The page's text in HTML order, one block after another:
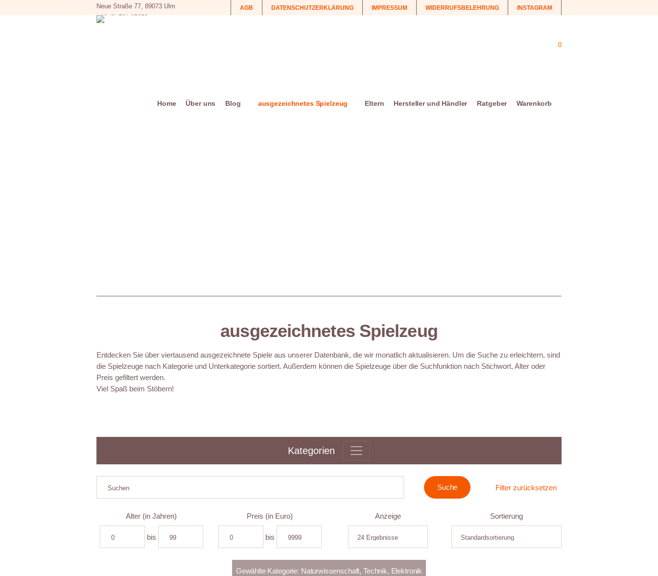
AGB DATENSCHUTZERKLÄRUNG IMPRESSUM WIDERRUFSBELEHRUNG INSTAGRAM
Neue Straße 77, 89073 Ulm
+49 (0) 731 65653
0
Home Über uns Blog ausgezeichnetes Spielzeug Eltern Hersteller und Händler Ratgeber Warenkorb
ausgezeichnetes Spielzeug
Entdecken Sie über viertausend ausgezeichnete Spiele aus unserer Datenbank, die wir monatlich aktualisieren. Um die Suche zu erleichtern, sind
die Spielzeuge nach Kategorie und Unterkategorie sortiert. Außerdem können die Spielzeuge über die Suchfunktion nach Stichwort, Alter oder
Preis gefiltert werden.
Viel Spaß beim Stöbern!
Kategorien
Filter zurücksetzen
Alter (in Jahren)
bis
Preis (in Euro)
bis
Anzeige Sortierung